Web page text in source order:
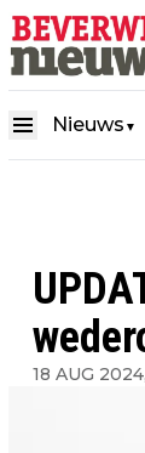
Nieuws ▼
18 AUG